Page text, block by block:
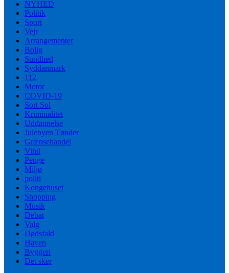
NYHED
Politik
Sport
Vejr
Arrangementer
Bolig
Sundhed
Syddanmark
112
Motor
COVID-19
Sort Sol
Kriminalitet
Uddannelse
Julebyen Tønder
Grænsehandel
Vind
Penge
Miljø
politi
Kongehuset
Shopping
Musik
Debat
Valg
Dødsfald
Haven
Byggeri
Det sker